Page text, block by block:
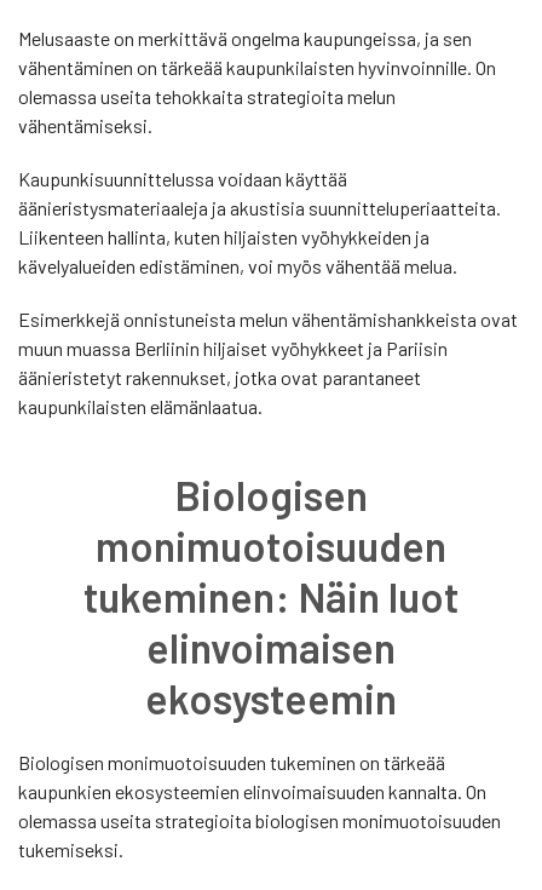
Melusaaste on merkittävä ongelma kaupungeissa, ja sen
vähentäminen on tärkeää kaupunkilaisten hyvinvoinnille. On
olemassa useita tehokkaita strategioita melun
vähentämiseksi.
Kaupunkisuunnittelussa voidaan käyttää
äänieristysmateriaaleja ja akustisia suunnitteluperiaatteita.
Liikenteen hallinta, kuten hiljaisten vyöhykkeiden ja
kävelyalueiden edistäminen, voi myös vähentää melua.
Esimerkkejä onnistuneista melun vähentämishankkeista ovat
muun muassa Berliinin hiljaiset vyöhykkeet ja Pariisin
äänieristetyt rakennukset, jotka ovat parantaneet
kaupunkilaisten elämänlaatua.
Biologisen
monimuotoisuuden
tukeminen: Näin luot
elinvoimaisen
ekosysteemin
Biologisen monimuotoisuuden tukeminen on tärkeää
kaupunkien ekosysteemien elinvoimaisuuden kannalta. On
olemassa useita strategioita biologisen monimuotoisuuden
tukemiseksi.